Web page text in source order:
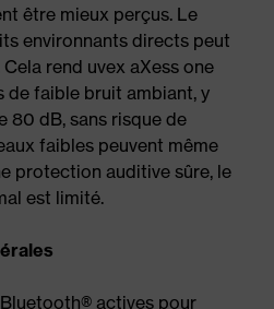
être mieux perçus. Le
environnants directs peut
rend uvex aXess one
de faible bruit ambiant, y
80 dB, sans risque de
faibles peuvent même
protection auditive sûre, le
est limité.
actives pour